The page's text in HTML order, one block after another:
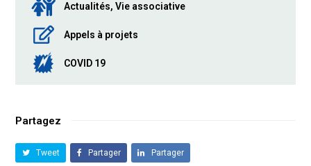
Actualités, Vie associative
Appels à projets
COVID 19
Partagez
Tweet Partager Partager